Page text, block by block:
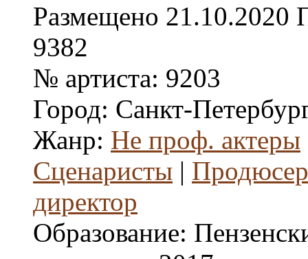
Размещено 21.10.2020
9382
№ артиста: 9203
Город: Санкт-
Жанр: Не проф. актеры
Сценаристы |
директор
Образование: